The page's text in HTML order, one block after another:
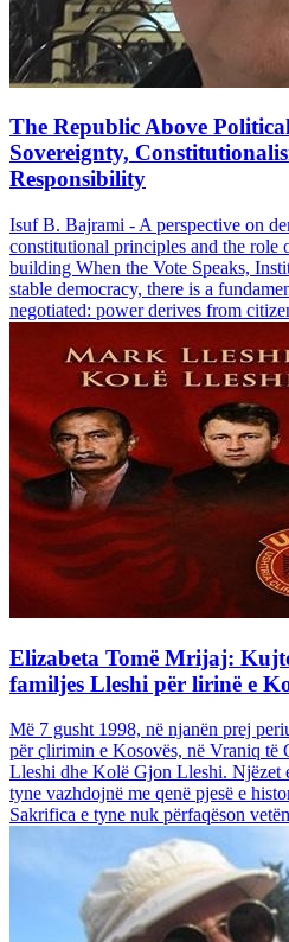
The Republic Above
Sovereignty,
Responsibility
Isuf B. Bajrami - A perspective on
constitutional principles and the role
building When the Vote Speaks,
stable democracy, there is a
negotiated: power derives from
Elizabeta Tomë Mrijaj:
familjes Lleshi për lirinë e
Më 7 gusht 1998, në njanën prej
për çlirimin e Kosovës, në Vraniq të
Lleshi dhe Kolë Gjon Lleshi. Njëzet
tyne vazhdojnë me qenë pjesë e
Sakrifica e tyne nuk përfaqëson